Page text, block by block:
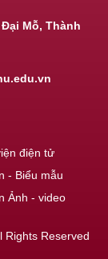
Mỗ, Thành
điện tử
- Biểu mẫu
Ảnh - video
Rights Reserved